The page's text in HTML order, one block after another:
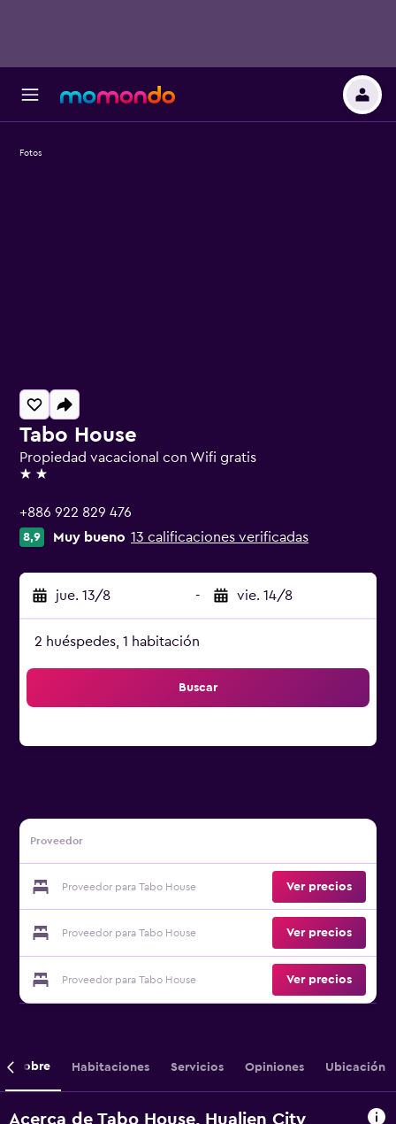
Tabo House
Propiedad vacacional con Wifi gratis
2 estrellas
+886 922 829 476
8,9 Muy bueno 13 calificaciones verificadas
jue. 13/8 - vie. 14/8
2 huéspedes, 1 habitación
Buscar
Proveedor
Proveedor para Tabo House Ver precios
Proveedor para Tabo House Ver precios
Proveedor para Tabo House Ver precios
Fotos
Sobre Habitaciones Servicios Opiniones Ubicación
Acerca de Tabo House, Hualien City